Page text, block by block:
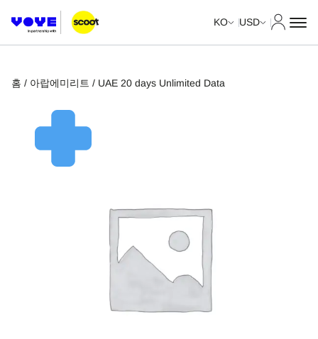
KO USD
홈 / 아랍에미리트 / UAE 20 days Unlimited Data